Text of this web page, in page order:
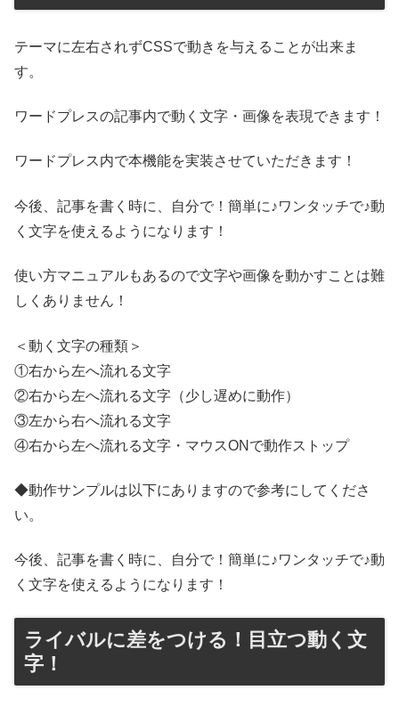
テーマに左右されずCSSで動きを与えることが出来ま
す。
ワードプレスの記事内で動く文字・画像を表現できます！
ワードプレス内で本機能を実装させていただきます！
今後、記事を書く時に、自分で！簡単に♪ワンタッチで♪動
く文字を使えるようになります！
使い方マニュアルもあるので文字や画像を動かすことは難
しくありません！
＜動く文字の種類＞
①右から左へ流れる文字
②右から左へ流れる文字（少し遅めに動作）
③左から右へ流れる文字
④右から左へ流れる文字・マウスONで動作ストップ
◆動作サンプルは以下にありますので参考にしてくださ
い。
今後、記事を書く時に、自分で！簡単に♪ワンタッチで♪動
く文字を使えるようになります！
ライバルに差をつける！目立つ動く文
字！